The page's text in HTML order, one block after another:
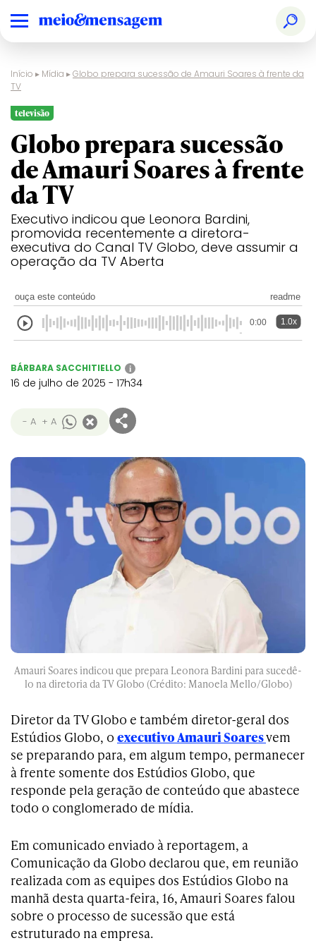
Início ▸ Mídia ▸Globo prepara sucessão de Amauri Soares à frente da
TV
televisão
Globo prepara sucessão
de Amauri Soares à frente
da TV
Executivo indicou que Leonora Bardini,
promovida recentemente a diretora-
executiva do Canal TV Globo, deve assumir a
operação da TV Aberta
ouça este conteúdo readme
0:00 1.0x
BÁRBARA SACCHITIELLO i
16 de julho de 2025 - 17h34
- A + A
Amauri Soares indicou que prepara Leonora Bardini para sucedê-
lo na diretoria da TV Globo (Crédito: Manoela Mello/Globo)
Diretor da TV Globo e também diretor-geral dos
Estúdios Globo, o executivo Amauri Soaresvem
se preparando para, em algum tempo, permanecer
à frente somente dos Estúdios Globo, que
responde pela geração de conteúdo que abastece
todo o conglomerado de mídia.
Em comunicado enviado à reportagem, a
Comunicação da Globo declarou que, em reunião
realizada com as equipes dos Estúdios Globo na
manhã desta quarta-feira, 16, Amauri Soares falou
sobre o processo de sucessão que está
estruturado na empresa.